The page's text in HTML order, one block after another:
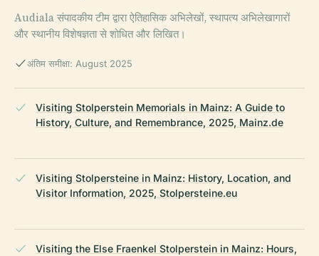
Audiala संपादकीय टीम द्वारा ऐतिहासिक अभिलेखों, स्थापत्य अभिलेखागारों
और स्थानीय विशेषज्ञता से शोधित और लिखित।
अंतिम समीक्षा: August 2025
Visiting Stolperstein Memorials in Mainz: A Guide to
History, Culture, and Remembrance, 2025, Mainz.de
Visiting Stolpersteine in Mainz: History, Location, and
Visitor Information, 2025, Stolpersteine.eu
Visiting the Else Fraenkel Stolperstein in Mainz: Hours,